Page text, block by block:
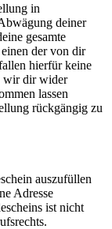
in
deiner
gesamte
der von dir
hierfür keine
wir dir wider
lassen
rückgängig zu
auszufüllen
Adresse
ist nicht